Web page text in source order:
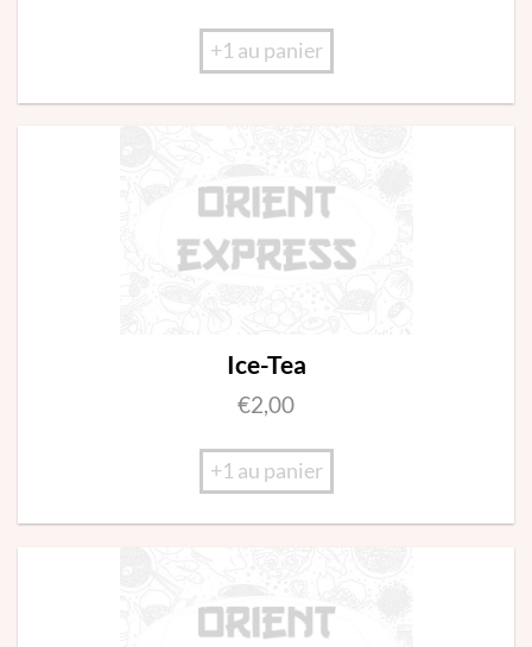
+1 au panier
Ice-Tea
€2,00
+1 au panier